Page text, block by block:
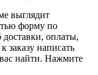
выглядит
форму по
доставки, оплаты,
заказу написать
найти. Нажмите